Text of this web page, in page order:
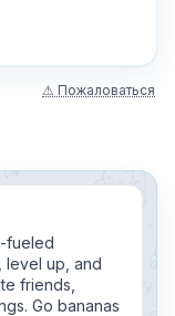
⚠ Пожаловаться
fueled
level up, and
friends,
Go bananas